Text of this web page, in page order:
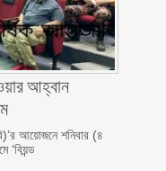
আহ্বান
আয়োজনে শনিবার (৪
‘বিয়ন্ড